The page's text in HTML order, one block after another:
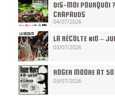
DIS-MOI POURQUOI
CRAPAUDS
04/07/2026
LA RÉCOLTE #10 –
03/07/2026
ROGER MOORE AT
03/07/2026